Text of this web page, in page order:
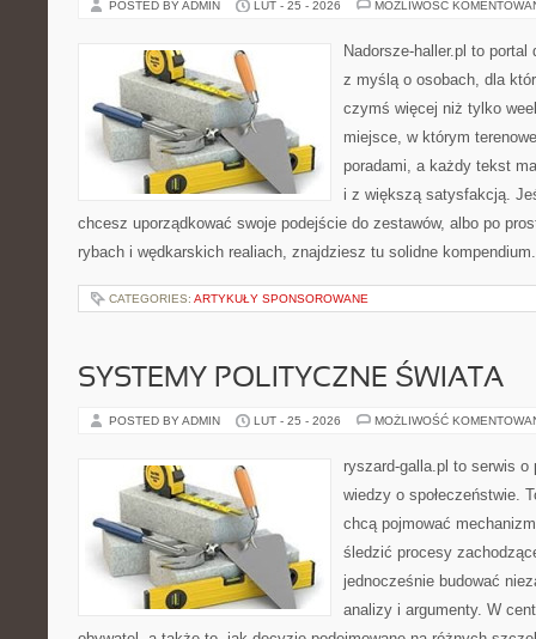
POSTED BY ADMIN LUT - 25 - 2026 MOŻLIWOŚĆ
Nadorsze-haller.pl to portal
z myślą o osobach, dla
czymś więcej niż tylko
miejsce, w którym
poradami, a każdy tekst
i z większą satysfakcją.
chcesz uporządkować swoje podejście do zestawów, albo po
rybach i wędkarskich realiach, znajdziesz tu solidne
CATEGORIES: ARTYKUŁY SPONSOROWANE
SYSTEMY POLITYCZNE ŚWIATA
POSTED BY ADMIN LUT - 25 - 2026 MOŻLIWOŚĆ
ryszard-galla.pl to serwis
wiedzy o społeczeństwie.
chcą pojmować
śledzić procesy
jednocześnie budować
analizy i argumenty. W